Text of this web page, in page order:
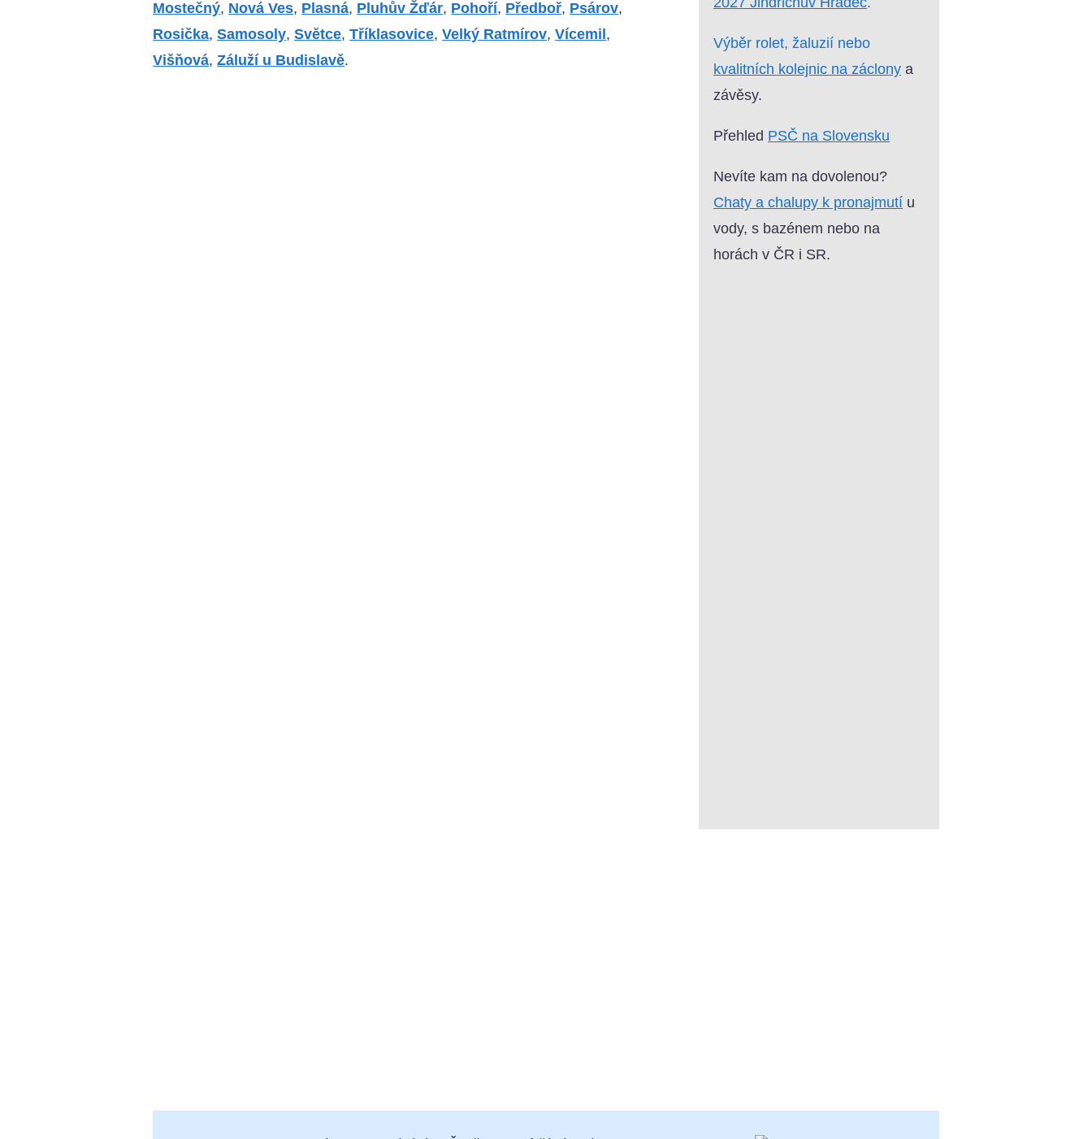
Mostečný, Nová Ves, Plasná, Pluhův Žďár, Pohoří, Předboř, Psárov,
Rosička,Samosoly,Světce,Tříklasovice,Velký Ratmírov,Vícemil ,
Višňová,Záluží u Budislavě.
Výběr rolet, žaluzií nebo
kvalitních kolejnic na záclony a
závěsy.
Přehled PSČ na Slovensku
Nevíte kam na dovolenou?
Chaty a chalupy k pronajmutí u
vody, s bazénem nebo na
horách v ČR i SR.